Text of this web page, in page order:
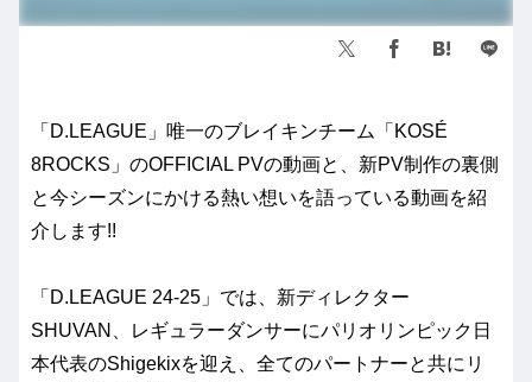
「D.LEAGUE」唯一のブレイキンチーム「KOSÉ
8ROCKS」のOFFICIAL PVの動画と、新PV制作の裏側
と今シーズンにかける熱い想いを語っている動画を紹
介します!!
「D.LEAGUE 24-25」では、新ディレクター
SHUVAN、レギュラーダンサーにパリオリンピック日
本代表のShigekixを迎え、全てのパートナーと共にリ